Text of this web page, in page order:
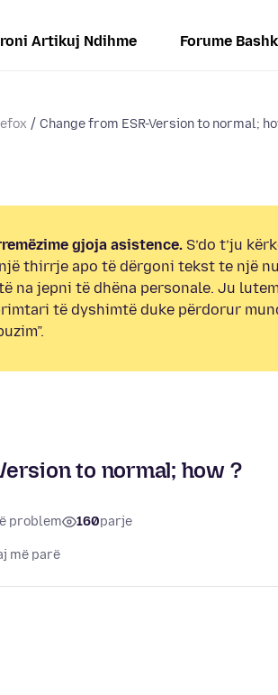
Artikuj Ndihme Forume
Change from ESR-Version to normal;
gjoja asistence. S’do t’ju
thirrje apo të dërgoni tekst te një
na jepni të dhëna personale. Ju
të dyshimtë duke përdorur
to normal; how ?
problem 160parje
më parë